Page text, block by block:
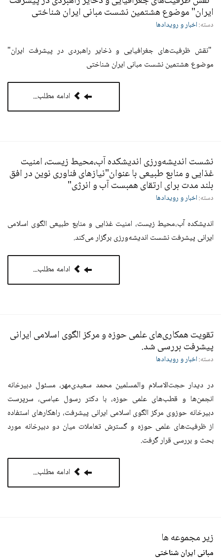
ایران" موضوع هشتمین نشست مبانی ایران شناختی
دسته:اخبار و رویدادها
"نقش ظرفیت‌های جغرافیایی و ذخایر راهبردی در پیشرفت ایران"
موضوع هشتمین نشست مبانی ایران شناختی
ادامه مطلب...
نشست اندیشه‌ورزی اندیشکده آب،محیط زیست، امنیت
غذایی و منابع طبیعی با عنوان"نیازهای فناوری نوین در افق
بلند مدت برای ارتقای همبست آب و انرژی"
دسته:اخبار و رویدادها
اندیشکده آب،محیط زیست، امنیت غذایی و منابع طبیعی الگوی اسلامی
ایرانی پیشرفت نشست اندیشه‌ورزی برگزار می‌کند.
ادامه مطلب...
تقویت همکاری‌های علمی حوزه و مرکز الگوی اسلامی ایرانی
پیشرفت بررسی شد.
دسته:اخبار و رویدادها
در دیدار حجت‌الاسلام والمسلمین محمد سعیدی‌مهر، مسئول دبیرخانه
انجمن‌ها و قطب‌های علمی حوزه، با دکتر رسول عباسی، سرپرست
دبیرخانه حوزوی مرکز الگوی اسلامی ایرانی پیشرفت، راهکارهای استفاده
از ظرفیت‌های علمی حوزه و گسترش تعاملات میان دو دبیرخانه مورد
بحث و بررسی قرار گرفت.
ادامه مطلب...
زیر مجموعه ها
مبانی ایران شناختی